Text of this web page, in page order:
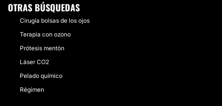
OTRAS BÚSQUEDAS
Cirugía bolsas de los ojos
Terapia con ozono
Prótesis mentón
Láser CO2
Pelado químico
Régimen